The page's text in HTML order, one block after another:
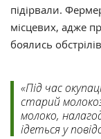
підірвали.
місцевих, адже
боялись
«Під час
старий
молоко,
ідеться у